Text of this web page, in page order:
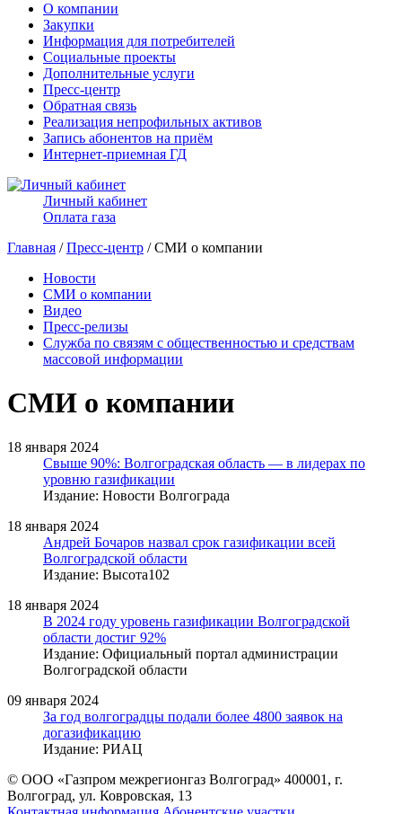
О компании
Закупки
Информация для потребителей
Социальные проекты
Дополнительные услуги
Пресс-центр
Обратная связь
Реализация непрофильных активов
Запись абонентов на приём
Интернет-приемная ГД
Личный кабинет
Оплата газа
Главная /Пресс-центр / СМИ о компании
Новости
СМИ о компании
Видео
Пресс-релизы
Служба по связям с общественностью и средствам
массовой информации
СМИ о компании
18 января 2024
Свыше 90%: Волгоградская область — в лидерах по
уровню газификации
Издание: Новости Волгограда
18 января 2024
Андрей Бочаров назвал срок газификации всей
Волгоградской области
Издание: Высота102
18 января 2024
В 2024 году уровень газификации Волгоградской
области достиг 92%
Издание: Официальный портал администрации
Волгоградской области
09 января 2024
За год волгоградцы подали более 4800 заявок на
догазификацию
Издание: РИАЦ
© ООО «Газпром межрегионгаз Волгоград» 400001, г.
Волгоград, ул. Ковровская, 13